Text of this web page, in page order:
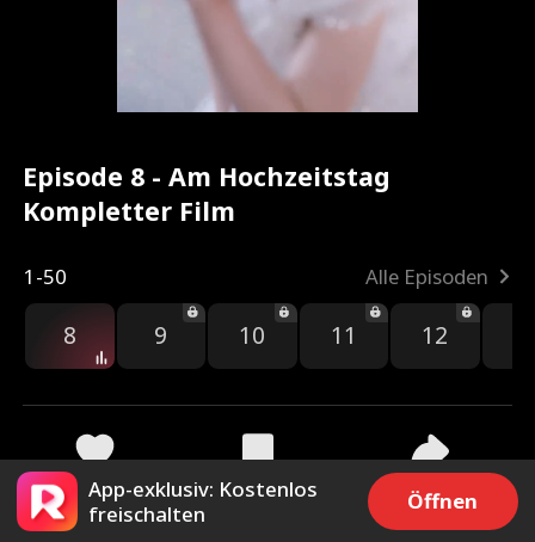
Episode 8 - Am Hochzeitstag
Kompletter Film
1-50 Alle Episoden
8 9 10 11 12
2.6k 1.4k Teilen
App-exklusiv: Kostenlos
freischalten
Öffnen